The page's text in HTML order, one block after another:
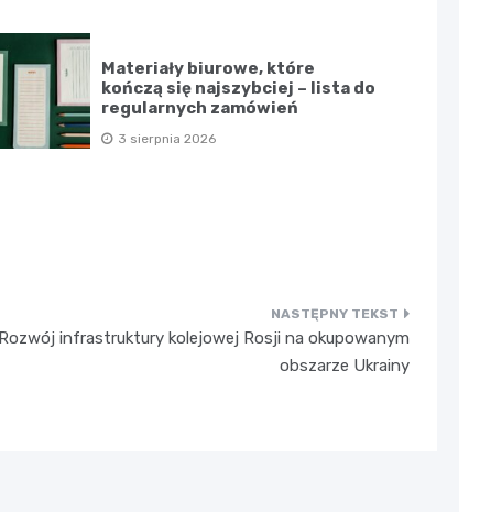
Materiały biurowe, które
kończą się najszybciej – lista do
regularnych zamówień
3 sierpnia 2026
Rozwój infrastruktury kolejowej Rosji na okupowanym
obszarze Ukrainy